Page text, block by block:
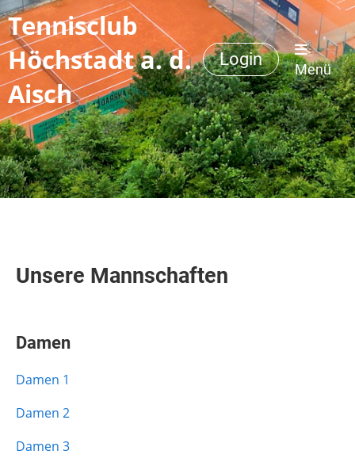
Tennisclub
Höchstadt a. d.
Aisch
Login
Menü
Unsere Mannschaften
Damen
Damen 1
Damen 2
Damen 3